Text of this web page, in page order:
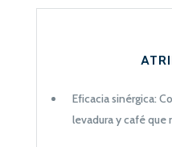
Eficacia sinérgica:
levadura y café que